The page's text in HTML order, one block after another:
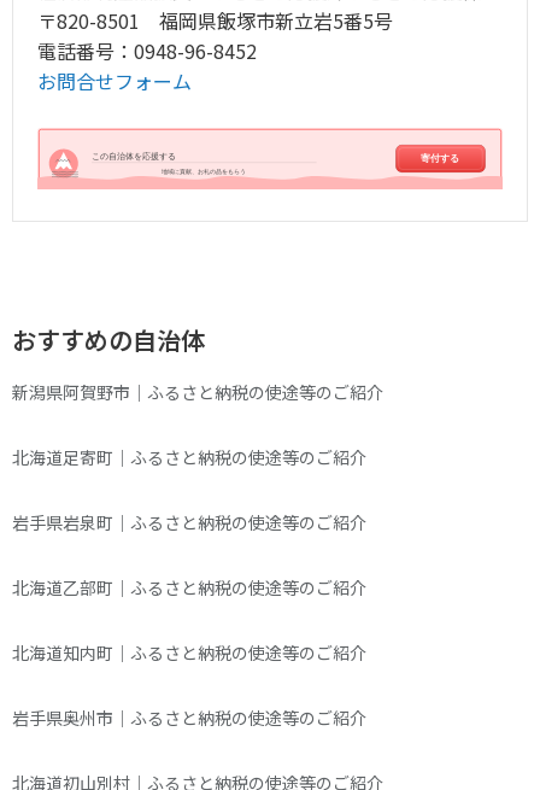
〒820-8501 福岡県飯塚市新立岩5番5号
電話番号：0948-96-8452
お問合せフォーム
この自治体を応援する
地域に貢献、お礼の品をもらう
寄付する
おすすめの自治体
新潟県阿賀野市｜ふるさと納税の使途等のご紹介
北海道足寄町｜ふるさと納税の使途等のご紹介
岩手県岩泉町｜ふるさと納税の使途等のご紹介
北海道乙部町｜ふるさと納税の使途等のご紹介
北海道知内町｜ふるさと納税の使途等のご紹介
岩手県奥州市｜ふるさと納税の使途等のご紹介
北海道初山別村｜ふるさと納税の使途等のご紹介